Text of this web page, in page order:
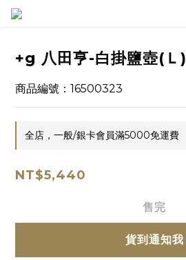
+g 八田亨-白掛鹽壺(Ｌ)
商品編號：16500323
全店，一般/銀卡會員滿5000免運費
NT$5,440
售完
貨到通知我